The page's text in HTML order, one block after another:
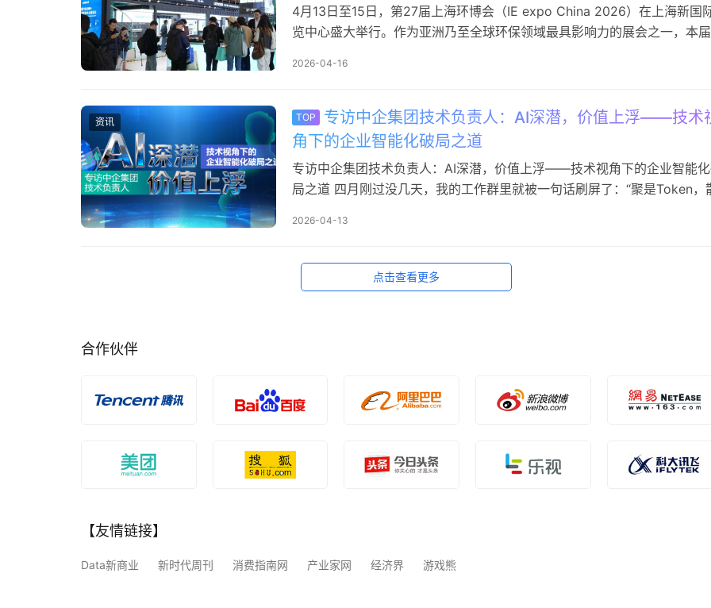
4月13日至15日，第27届上海环博会（IE expo China 2026）在上海新国
览中心盛大举行。作为亚洲乃至全球环保领域最具影响力的展会之一，本届
2000余家环保企业，全面展示水处理、固废资源化、大气治理等领域的前
2026-04-16
资讯 TOP
专访中企集团技术负责人：AI深潜，价值上浮——技术
角下的企业智能化破局之道
专访中企集团技术负责人：AI深潜，价值上浮——技术视角下的企业智能
局之道 四月刚过没几天，我的工作群里就被一句话刷屏了：“聚是Token，
惯蒸馏成一个AI分身，人走了，活还在干。 群里有人开玩笑：“你离职了记
2026-04-13
点击查看更多
合作伙伴
【友情链接】
Data新商业 新时代周刊 消费指南网 产业家网 经济界 游戏熊